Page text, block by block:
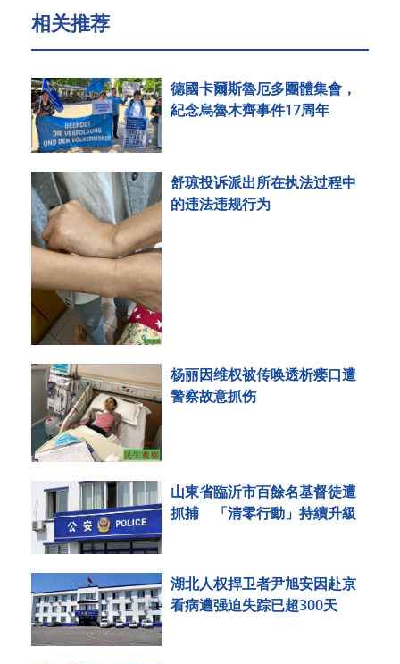
相关推荐
德國卡爾斯魯厄多團體集會，
紀念烏魯木齊事件17周年
舒琼投诉派出所在执法过程中
的违法违规行为
杨丽因维权被传唤透析瘘口遭
警察故意抓伤
山東省臨沂市百餘名基督徒遭
抓捕 「清零行動」持續升級
湖北人权捍卫者尹旭安因赴京
看病遭强迫失踪已超300天